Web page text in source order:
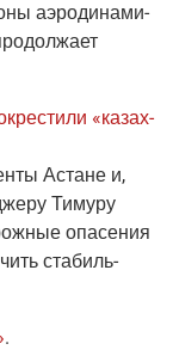
аэро­ди­на­ми­
«казах­
Астане и,
Тиму­ру
опа­се­ния
ста­биль­
.